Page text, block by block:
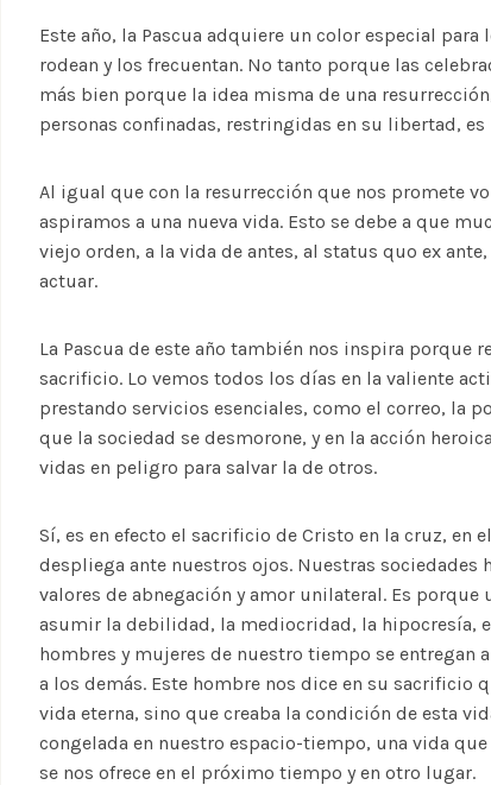
Este año, la Pascua adquiere un color especial
rodean y los frecuentan. No tanto porque las
más bien porque la idea misma de una
personas confinadas, restringidas en su libertad,
Al igual que con la resurrección que nos promete
aspiramos a una nueva vida. Esto se debe a que
viejo orden, a la vida de antes, al status quo ex
actuar.
La Pascua de este año también nos inspira porque
sacrificio. Lo vemos todos los días en la valiente
prestando servicios esenciales, como el correo, la
que la sociedad se desmorone, y en la acción
vidas en peligro para salvar la de otros.
Sí, es en efecto el sacrificio de Cristo en la cruz, en
despliega ante nuestros ojos. Nuestras sociedades
valores de abnegación y amor unilateral. Es
asumir la debilidad, la mediocridad, la hipocresía,
hombres y mujeres de nuestro tiempo se entregan
a los demás. Este hombre nos dice en su sacrificio
vida eterna, sino que creaba la condición de esta
congelada en nuestro espacio-tiempo, una vida
se nos ofrece en el próximo tiempo y en otro lugar.